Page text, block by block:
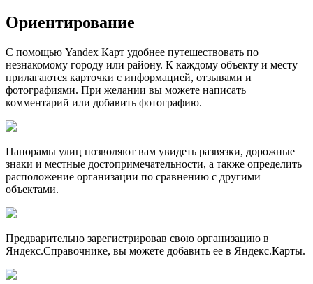
Ориентирование
С помощью Yandex Карт удобнее путешествовать по
незнакомому городу или району. К каждому объекту и месту
прилагаются карточки с информацией, отзывами и
фотографиями. При желании вы можете написать
комментарий или добавить фотографию.
Панорамы улиц позволяют вам увидеть развязки, дорожные
знаки и местные достопримечательности, а также определить
расположение организации по сравнению с другими
объектами.
Предварительно зарегистрировав свою организацию в
Яндекс.Справочнике, вы можете добавить ее в Яндекс.Карты.